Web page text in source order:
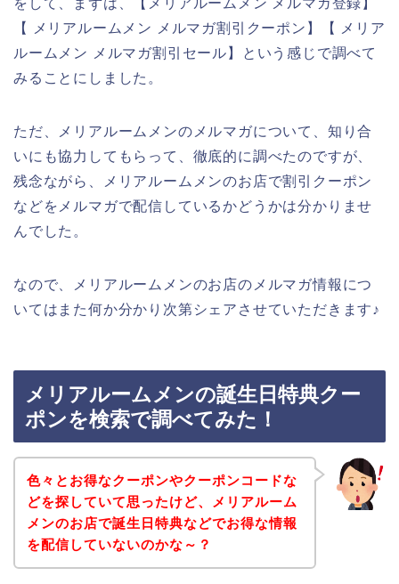
【 メリアルームメン メルマガ割引クーポン】【 メリア
ルームメン メルマガ割引セール】という感じで調べて
みることにしました。
ただ、メリアルームメンのメルマガについて、知り合
いにも協力してもらって、徹底的に調べたのですが、
残念ながら、メリアルームメンのお店で割引クーポン
などをメルマガで配信しているかどうかは分かりませ
んでした。
なので、メリアルームメンのお店のメルマガ情報につ
いてはまた何か分かり次第シェアさせていただきます♪
メリアルームメンの誕生日特典クー
ポンを検索で調べてみた！
色々とお得なクーポンやクーポンコードな
どを探していて思ったけど、メリアルーム
メンのお店で誕生日特典などでお得な情報
を配信していないのかな～？